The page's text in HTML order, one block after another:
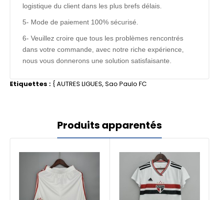
logistique du client dans les plus brefs délais.
5- Mode de paiement 100% sécurisé.
6- Veuillez croire que tous les problèmes rencontrés
dans votre commande, avec notre riche expérience,
nous vous donnerons une solution satisfaisante.
Etiquettes : {AUTRES LIGUES, Sao Paulo FC
Produits apparentés